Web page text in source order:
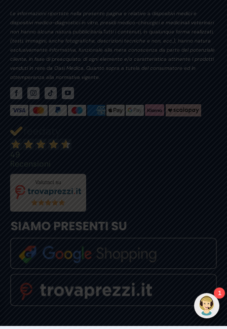
Le informazioni riportate nella presente pagina e relative a dispositivi medici e
dispositivi medico-diagnostici in vitro, presidi medico-chirurgici e medicinali veterinari
non hanno alcuna natura pubblicitaria.Tutti i contenuti, in qualunque forma realizzati,
(testi, immagini, anche fotografiche, descrizioni tecniche e non, ecc.), hanno natura
esclusivamente informativa, funzionale alla mera conoscenza da parte del potenziale
cliente, in fase di preacquisto, di ogni elemento e/o caratteristica attinente i prodotti
venduti in rete da Oasi Medica. Quanto sopra a tutela del consumatore ed in
ottemperanza alla normativa vigente.
49
Recensioni
1